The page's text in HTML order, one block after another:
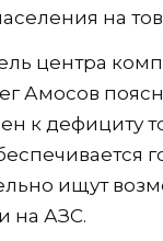
на
центра
Амосов
к дефициту
ищут
на АЗС.